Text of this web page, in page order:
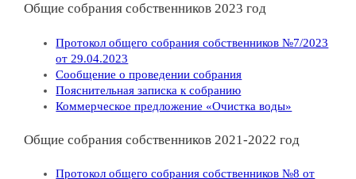
Общие собрания собственников 2023 год
Протокол общего собрания собственников №7/2023
от 29.04.2023
Сообщение о проведении собрания
Пояснительная записка к собранию
Коммерческое предложение «Очистка воды»
Общие собрания собственников 2021-2022 год
Протокол общего собрания собственников №8 от